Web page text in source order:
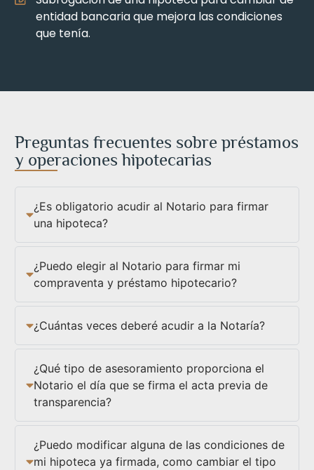
entidad bancaria que mejora las condiciones
que tenía.
Preguntas frecuentes sobre préstamos
y operaciones hipotecarias
¿Es obligatorio acudir al Notario para firmar
una hipoteca?
¿Puedo elegir al Notario para firmar mi
compraventa y préstamo hipotecario?
¿Cuántas veces deberé acudir a la Notaría?
¿Qué tipo de asesoramiento proporciona el
Notario el día que se firma el acta previa de
transparencia?
¿Puedo modificar alguna de las condiciones de
mi hipoteca ya firmada, como cambiar el tipo